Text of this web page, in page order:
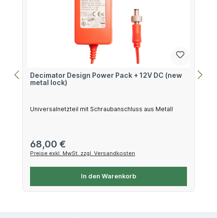
Decimator Design Power Pack + 12V DC (new
metal lock)
Universalnetzteil mit Schraubanschluss aus Metall
Regulärer Preis:
68,00 €
Preise exkl. MwSt. zzgl. Versandkosten
In den Warenkorb